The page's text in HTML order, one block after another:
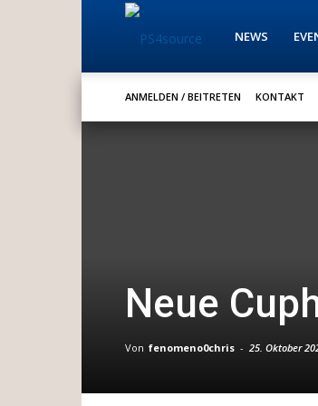
PS4source
NEWS
ANMELDEN / BEITRETEN KONTAKT
Neue
Von fenomeno0chris - 25. Oktober